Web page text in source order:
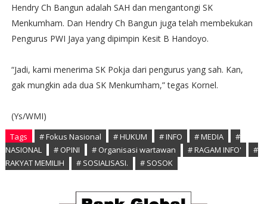
Hendry Ch Bangun adalah SAH dan mengantongi SK
Menkumham. Dan Hendry Ch Bangun juga telah membekukan
Pengurus PWI Jaya yang dipimpin Kesit B Handoyo.
“Jadi, kami menerima SK Pokja dari pengurus yang sah. Kan,
gak mungkin ada dua SK Menkumham,” tegas Kornel.
(Ys/WMI)
Tags # Fokus Nasional # HUKUM # INFO # MEDIA
#
NASIONAL
# OPINI # Organisasi wartawan # RAGAM INFO'
#
RAKYAT MEMILIH
# SOSIALISASI. # SOSOK